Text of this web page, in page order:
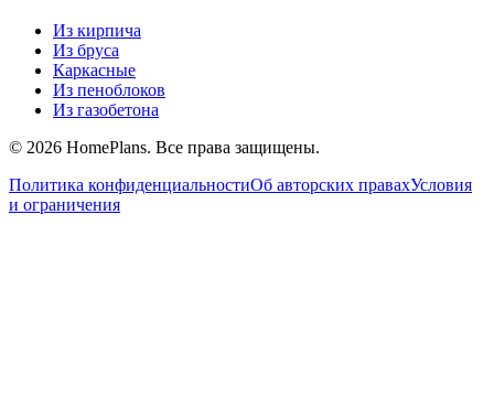
Из кирпича
Из бруса
Каркасные
Из пеноблоков
Из газобетона
© 2026 HomePlans. Все права защищены.
Политика конфиденциальностиОб авторских правахУсловия
и ограничения